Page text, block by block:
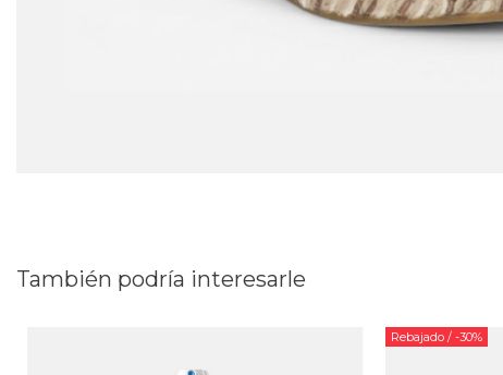
También podría interesarle
Rebajado / -30%